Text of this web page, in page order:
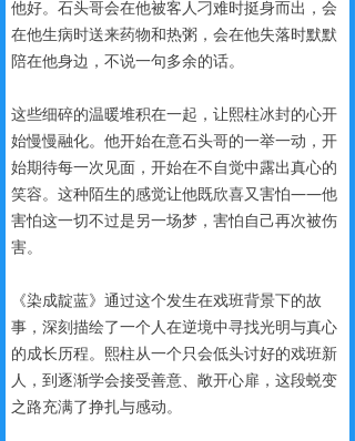
他好。石头哥会在他被客人刁难时挺身而出，会
在他生病时送来药物和热粥，会在他失落时默默
陪在他身边，不说一句多余的话。
这些细碎的温暖堆积在一起，让熙柱冰封的心开
始慢慢融化。他开始在意石头哥的一举一动，开
始期待每一次见面，开始在不自觉中露出真心的
笑容。这种陌生的感觉让他既欣喜又害怕——他
害怕这一切不过是另一场梦，害怕自己再次被伤
害。
《染成靛蓝》通过这个发生在戏班背景下的故
事，深刻描绘了一个人在逆境中寻找光明与真心
的成长历程。熙柱从一个只会低头讨好的戏班新
人，到逐渐学会接受善意、敞开心扉，这段蜕变
之路充满了挣扎与感动。